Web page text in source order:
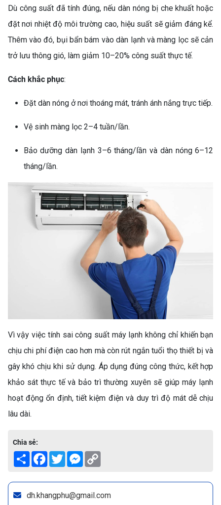
Dù công suất đã tính đúng, nếu dàn nóng bị che khuất hoặc
đặt nơi nhiệt độ môi trường cao, hiệu suất sẽ giảm đáng kể.
Thêm vào đó, bụi bẩn bám vào dàn lạnh và màng lọc sẽ cản
trở lưu thông gió, làm giảm 10–20% công suất thực tế.
Cách khắc phục:
Đặt dàn nóng ở nơi thoáng mát, tránh ánh nắng trực tiếp.
Vệ sinh màng lọc 2–4 tuần/lần.
Bảo dưỡng dàn lạnh 3–6 tháng/lần và dàn nóng 6–12
tháng/lần.
Vì vậy việc tính sai công suất máy lạnh không chỉ khiến bạn
chịu chi phí điện cao hơn mà còn rút ngắn tuổi thọ thiết bị và
gây khó chịu khi sử dụng. Áp dụng đúng công thức, kết hợp
khảo sát thực tế và bảo trì thường xuyên sẽ giúp máy lạnh
hoạt động ổn định, tiết kiệm điện và duy trì độ mát dễ chịu
lâu dài.
Chia sẻ:
ShareFacebook
TwitterMessenger
Copy
dh.khangphu@gmail.com
MÁY LẠNH KHÔNG TẮT
CÁCH SỬA CHI TIẾT (MÁY
SO SÁNH MÁY GIẶT
INVERTER VÀ MÁY GIẶT
THƯỜNG: NÊN CHỌN LOẠI
TOP 5 MÁY GIẶT LỒNG
NGANG CHẤT LƯỢNG, GIÁ
TỐT NHẤT HIỆN NAY
Máy giặt lồng ngang (cửa
sang trọng, khả năng giặt
sạch vượt trội, bảo vệ quần áo
tốt hơn và tiết kiệm điện nước
hiệu quả. Với sự phát triển của
công nghệ Inverter, các dòng